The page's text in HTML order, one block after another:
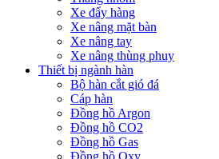
Xe đẩy hàng
Xe nâng mặt bàn
Xe nâng tay
Xe nâng thùng phuy
Thiết bị ngành hàn
Bộ hàn cắt gió đá
Cáp hàn
Đồng hồ Argon
Đồng hồ CO2
Đồng hồ Gas
Đồng hồ Oxy